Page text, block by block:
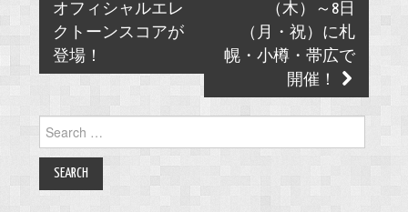
オフィシャルエレ
クトーンスコアが
登場！
（木）～8日
（月・祝）に札
幌・小樽・帯広で
開催！
for: